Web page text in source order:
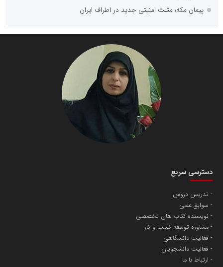
پیمان مکه؛ مثلث امنیتی جدید در اطراف ایران
دسترسی سریع
تدریس دروس
سوابق علمی
نویسنده کتاب های تخصصی
مشاوره توسعه کسب و کار
فعالیت دانشگاهی
فعالیت دانشجویان
ارتباط با ما